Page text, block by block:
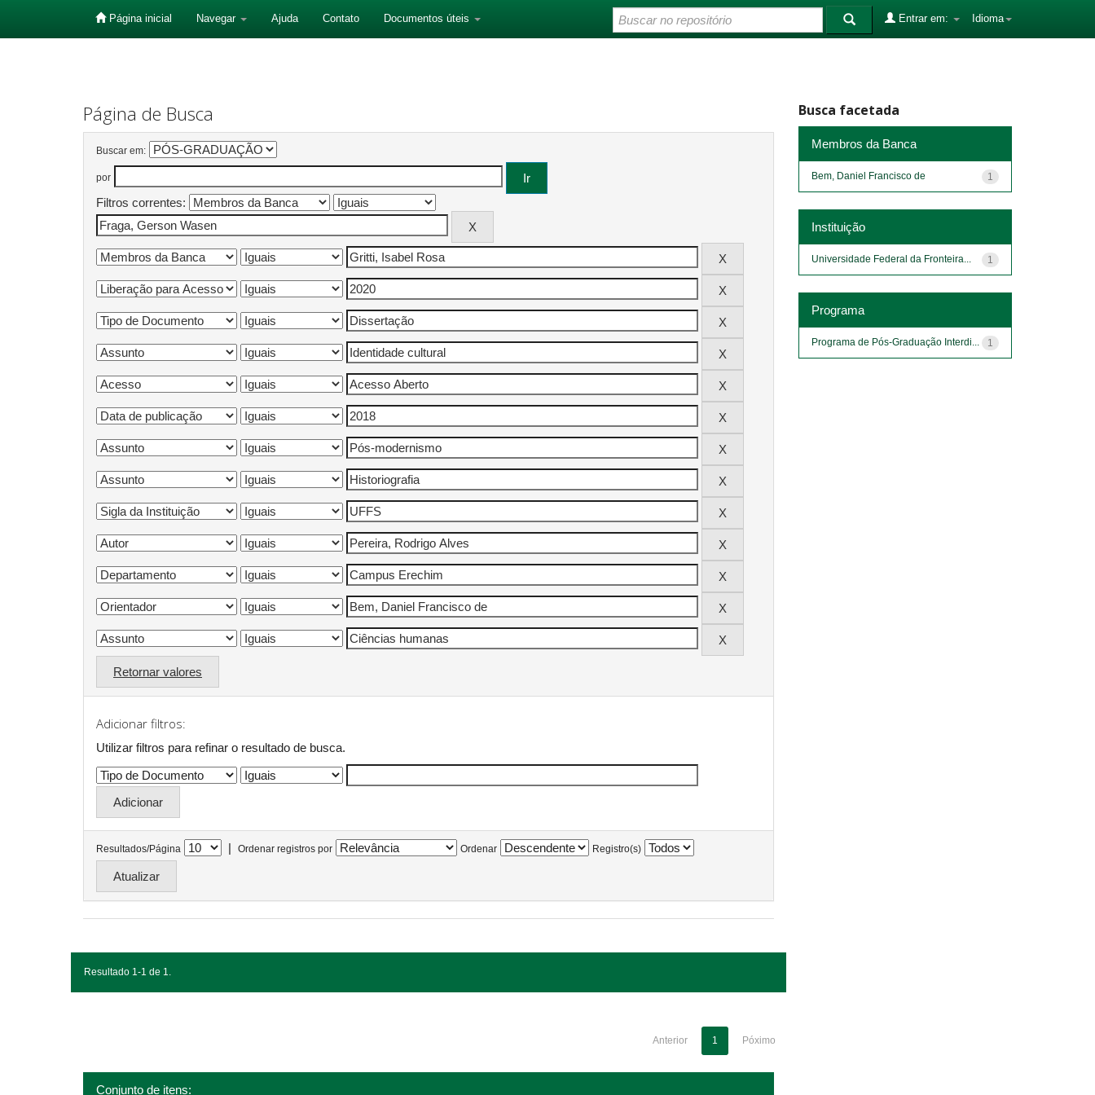
Página inicial Navegar Ajuda Contato Documentos úteis Idioma
Entrar em:
Página de Busca
Buscar em:
por
Filtros correntes:
Retornar valores
Adicionar filtros:
Utilizar filtros para refinar o resultado de busca.
Resultados/Página | Ordenar registros por Ordenar Registro(s)
Resultado 1-1 de 1.
Anterior 1 Póximo
Conjunto de itens:
Busca facetada
Membros da Banca
1
Bem, Daniel Francisco de
Instituição
1
Universidade Federal da Fronteira...
Programa
1
Programa de Pós-Graduação Interdi...